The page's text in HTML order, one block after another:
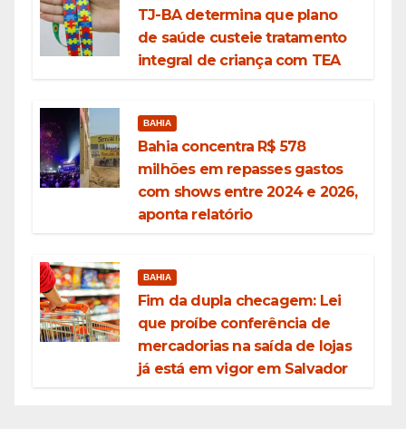
TJ-BA determina que plano
de saúde custeie tratamento
integral de criança com TEA
BAHIA
Bahia concentra R$ 578
milhões em repasses gastos
com shows entre 2024 e 2026,
aponta relatório
BAHIA
Fim da dupla checagem: Lei
que proíbe conferência de
mercadorias na saída de lojas
já está em vigor em Salvador